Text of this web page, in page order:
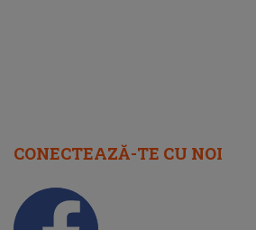
CONECTEAZĂ-TE CU NOI